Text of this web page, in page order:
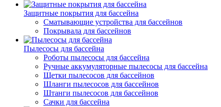
Защитные покрытия для бассейна
Сматывающие устройства для бассейнов
Покрывала для бассейнов
Пылесосы для бассейна
Роботы пылесосы для бассейна
Ручные аккумуляторные пылесосы для бассейна
Щетки пылесосов для бассейнов
Шланги пылесосов для бассейнов
Штанги пылесосов для бассейнов
Сачки для бассейна